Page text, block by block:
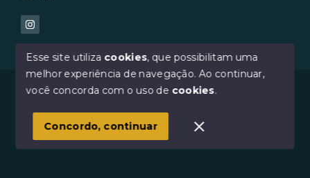
© Copyright 2026 - Avilar Imóveis - Todos os direitos
SITE PARA IMOBILIARIA
Esse site utiliza cookies, que possibilitam uma
melhor experiência de navegação.Ao continuar,
você concorda com o uso de cookies.
Concordo, continuar